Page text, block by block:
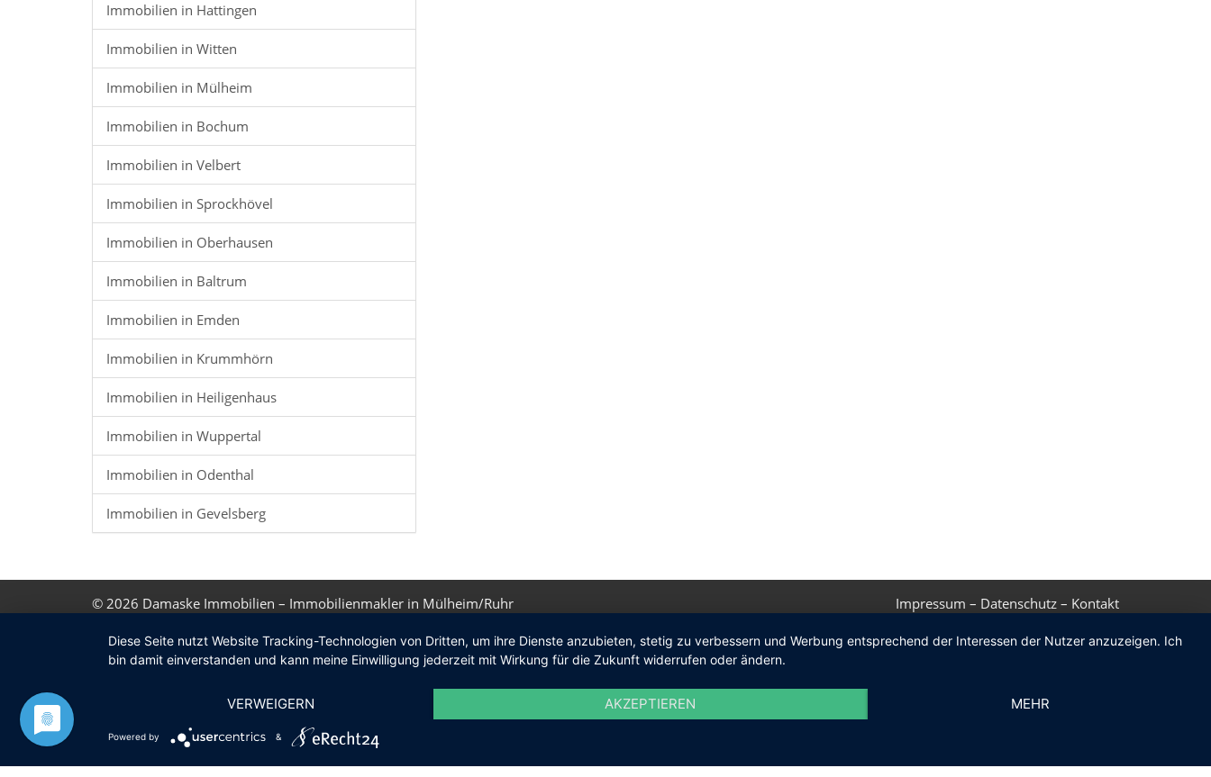
Immobilien in Hattingen
Immobilien in Witten
Immobilien in Mülheim
Immobilien in Bochum
Immobilien in Velbert
Immobilien in Sprockhövel
Immobilien in Oberhausen
Immobilien in Baltrum
Immobilien in Emden
Immobilien in Krummhörn
Immobilien in Heiligenhaus
Immobilien in Wuppertal
Immobilien in Odenthal
Immobilien in Gevelsberg
© 2026 Damaske Immobilien – Immobilienmakler in Mülheim/Ruhr Impressum – Datenschutz – Kontakt
Diese Seite nutzt Website Tracking-Technologien von Dritten, um ihre Dienste anzubieten, stetig zu verbessern und Werbung entsprechend der Interessen der Nutzer anzuzeigen. Ich
bin damit einverstanden und kann meine Einwilligung jederzeit mit Wirkung für die Zukunft widerrufen oder ändern.
VERWEIGERN AKZEPTIEREN MEHR
Powered by &